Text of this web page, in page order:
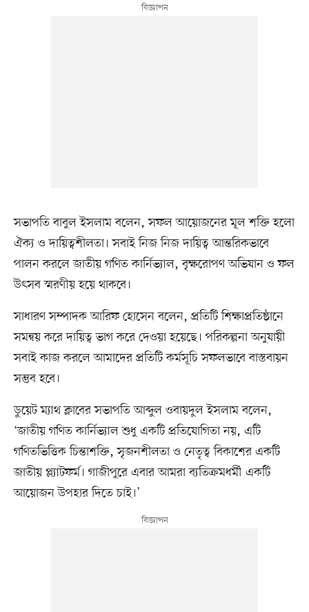
সভাপতি বাবুল ইসলাম বলেন, সফল আয়োজনের মূল শক্তি হলো
ঐক্য ও দায়িত্বশীলতা। সবাই নিজ নিজ দায়িত্ব আন্তরিকভাবে
পালন করলে জাতীয় গণিত কার্নিভ্যাল, বৃক্ষরোপণ অভিযান ও ফল
উৎসব স্মরণীয় হয়ে থাকবে।
সাধারণ সম্পাদক আরিফ হোসেন বলেন, প্রতিটি শিক্ষাপ্রতিষ্ঠানে
সমন্বয় করে দায়িত্ব ভাগ করে দেওয়া হয়েছে। পরিকল্পনা অনুযায়ী
সবাই কাজ করলে আমাদের প্রতিটি কর্মসূচি সফলভাবে বাস্তবায়ন
সম্ভব হবে।
ডুয়েট ম্যাথ ক্লাবের সভাপতি আব্দুল ওবায়দুল ইসলাম বলেন,
‘জাতীয় গণিত কার্নিভ্যাল শুধু একটি প্রতিযোগিতা নয়, এটি
গণিতভিত্তিক চিন্তাশক্তি, সৃজনশীলতা ও নেতৃত্ব বিকাশের একটি
জাতীয় প্ল্যাটফর্ম। গাজীপুরে এবার আমরা ব্যতিক্রমধর্মী একটি
আয়োজন উপহার দিতে চাই।’